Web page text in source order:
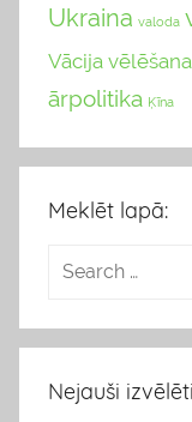
Ukraina valoda
Vācija
ārpolitika Ķīna
Meklēt lapā:
Nejauši